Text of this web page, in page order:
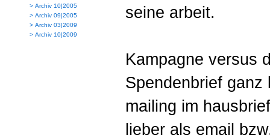
> Archiv 10|2005
> Archiv 09|2005
> Archiv 03|2009
> Archiv 10|2009
seine arbeit.
Kampagne versus
Spendenbrief ganz
mailing im
lieber als email